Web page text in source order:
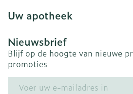
Uw apotheek
Nieuwsbrief
Blijf op de hoogte van nieuwe
promoties